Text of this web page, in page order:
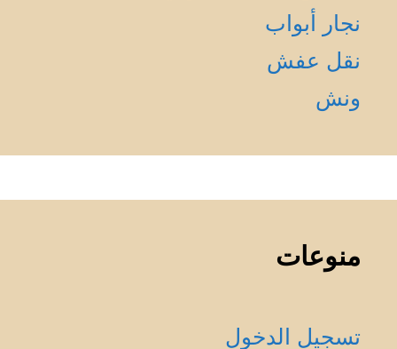
نجار أبواب
نقل عفش
ونش
منوعات
تسجيل الدخول